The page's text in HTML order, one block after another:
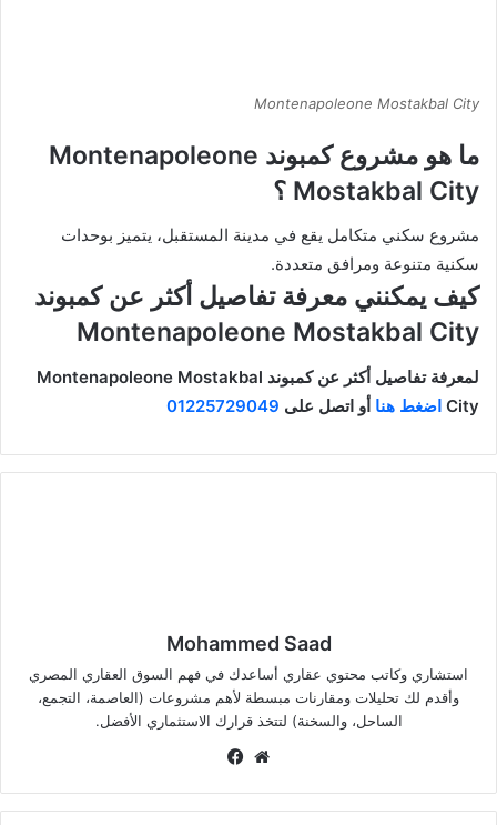
Montenapoleone Mostakbal City
ما هو مشروع كمبوند Montenapoleone
Mostakbal City ؟
مشروع سكني متكامل يقع في مدينة المستقبل، يتميز بوحدات
سكنية متنوعة ومرافق متعددة.
كيف يمكنني معرفة تفاصيل أكثر عن كمبوند
Montenapoleone Mostakbal City
لمعرفة تفاصيل أكثر عن كمبوند Montenapoleone Mostakbal
City اضغط هنا أو اتصل على 01225729049
Mohammed Saad
استشاري وكاتب محتوي عقاري أساعدك في فهم السوق العقاري المصري
وأقدم لك تحليلات ومقارنات مبسطة لأهم مشروعات (العاصمة، التجمع،
الساحل، والسخنة) لتتخذ قرارك الاستثماري الأفضل.
موق
الويوك